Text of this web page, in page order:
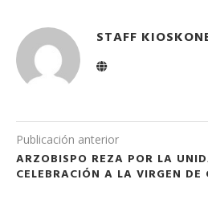
STAFF
Publicación anterior
ARZOBISPO REZA POR LA
CELEBRACIÓN A LA VIRGEN DE